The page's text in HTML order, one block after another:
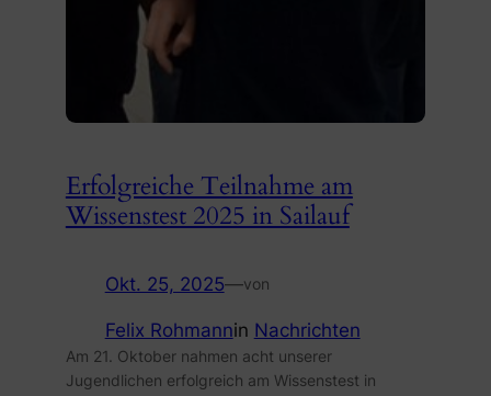
Erfolgreiche Teilnahme am
Wissenstest 2025 in Sailauf
Okt. 25, 2025—von
Felix Rohmannin Nachrichten
Am 21. Oktober nahmen acht unserer
Jugendlichen erfolgreich am Wissenstest in